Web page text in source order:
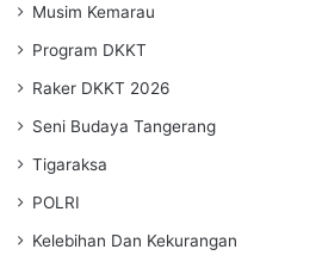
Musim Kemarau
Program DKKT
Raker DKKT 2026
Seni Budaya Tangerang
Tigaraksa
POLRI
Kelebihan Dan Kekurangan